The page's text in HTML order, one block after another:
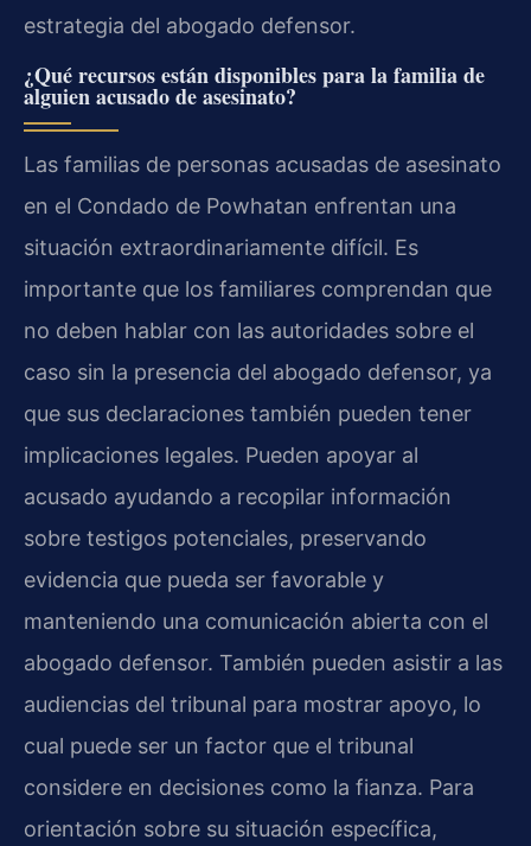
estrategia del abogado defensor.
¿Qué recursos están disponibles para la familia de
alguien acusado de asesinato?
Las familias de personas acusadas de asesinato
en el Condado de Powhatan enfrentan una
situación extraordinariamente difícil. Es
importante que los familiares comprendan que
no deben hablar con las autoridades sobre el
caso sin la presencia del abogado defensor, ya
que sus declaraciones también pueden tener
implicaciones legales. Pueden apoyar al
acusado ayudando a recopilar información
sobre testigos potenciales, preservando
evidencia que pueda ser favorable y
manteniendo una comunicación abierta con el
abogado defensor. También pueden asistir a las
audiencias del tribunal para mostrar apoyo, lo
cual puede ser un factor que el tribunal
considere en decisiones como la fianza. Para
orientación sobre su situación específica,